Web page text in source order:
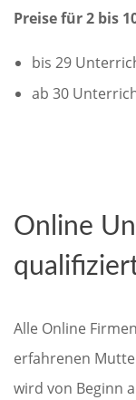
Preise für 2 bis
bis 29
ab 30
Online
Alle Online
erfahrenen
wird von Beginn